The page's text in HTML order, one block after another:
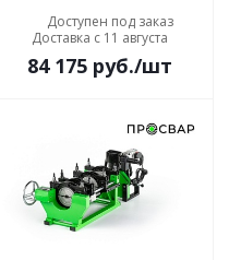
Доступен под заказ
Доставка с 11 августа
84 175руб./шт